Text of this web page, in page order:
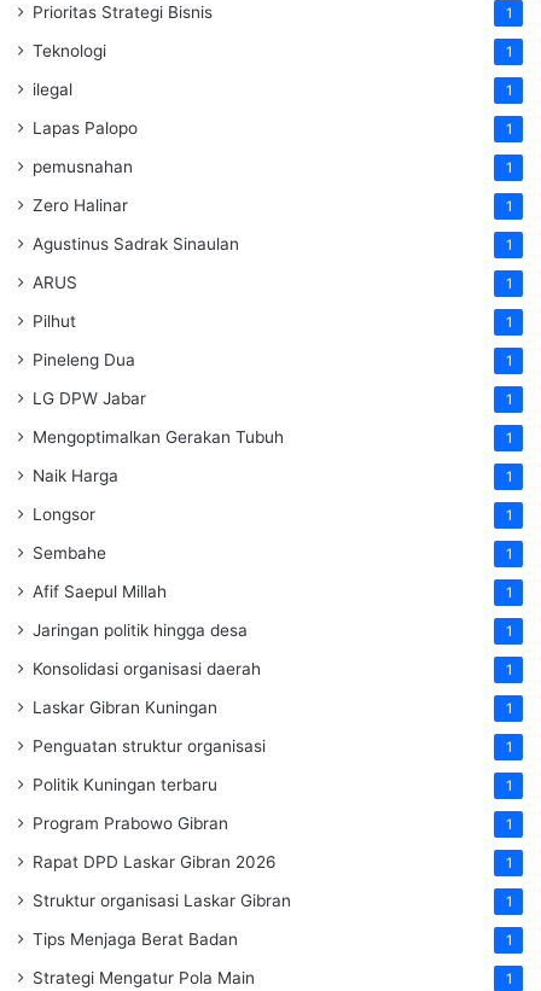
Prioritas Strategi Bisnis 1
Teknologi 1
ilegal 1
Lapas Palopo 1
pemusnahan 1
Zero Halinar 1
Agustinus Sadrak Sinaulan 1
ARUS 1
Pilhut 1
Pineleng Dua 1
LG DPW Jabar 1
Mengoptimalkan Gerakan Tubuh 1
Naik Harga 1
Longsor 1
Sembahe 1
Afif Saepul Millah 1
Jaringan politik hingga desa 1
Konsolidasi organisasi daerah 1
Laskar Gibran Kuningan 1
Penguatan struktur organisasi 1
Politik Kuningan terbaru 1
Program Prabowo Gibran 1
Rapat DPD Laskar Gibran 2026 1
Struktur organisasi Laskar Gibran 1
Tips Menjaga Berat Badan 1
Strategi Mengatur Pola Main 1